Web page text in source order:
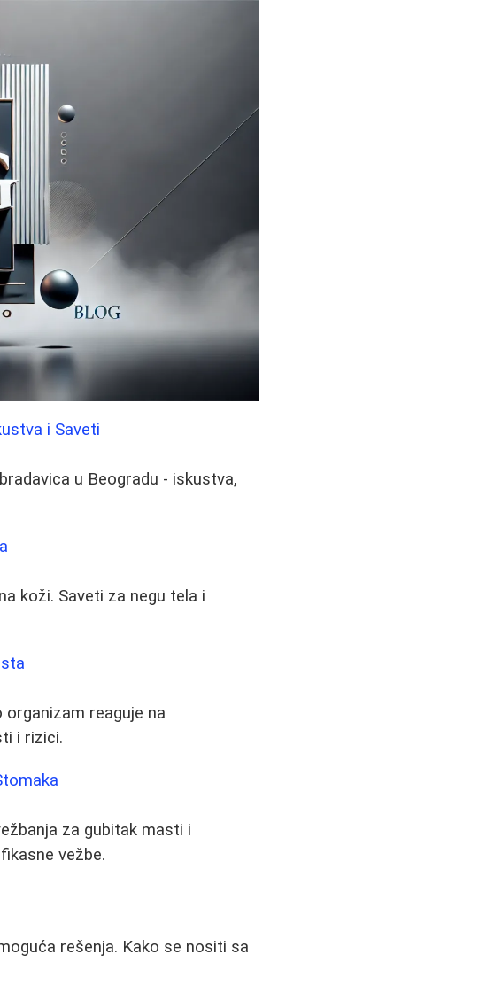
i Saveti
u Beogradu - iskustva,
koži. Saveti za negu tela i
reaguje na
i rizici.
za gubitak masti i
vežbe.
rešenja. Kako se nositi sa